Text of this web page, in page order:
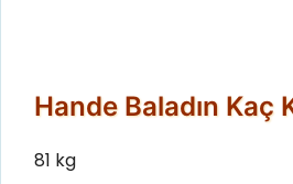
Hande Baladın Kaç
81 kg